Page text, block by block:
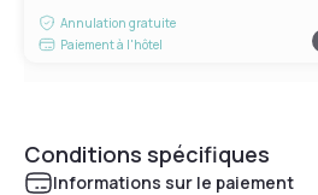
Annulation gratuite
Paiement à l'hôtel
Conditions spécifiques
Informations sur le paiement